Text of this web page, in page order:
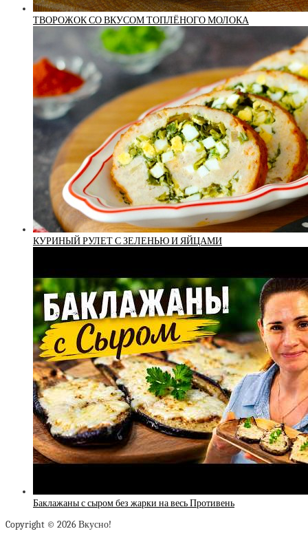
ТВОРОЖОК СО ВКУСОМ ТОПЛЁНОГО МОЛОКА
КУРИНЫЙ РУЛЕТ С ЗЕЛЕНЬЮ И ЯЙЦАМИ
Баклажаны с сыром без жарки на весь Противень
Copyright © 2026 Вкусно!